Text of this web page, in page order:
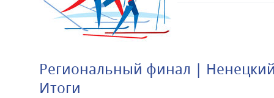
Региональный финал |
Итоги